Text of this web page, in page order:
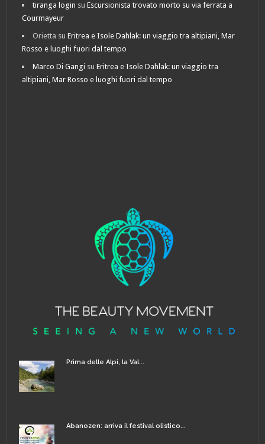
tiranga login suEscursionista trovato morto su via ferrata a
Courmayeur
Orietta suEritrea e Isole Dahlak: un viaggio tra altipiani, Mar
Rosso e luoghi fuori dal tempo
Marco Di Gangi suEritrea e Isole Dahlak: un viaggio tra
altipiani, Mar Rosso e luoghi fuori dal tempo
Prima delle Alpi, la Val...
Abanozen: arriva il festival olistico...